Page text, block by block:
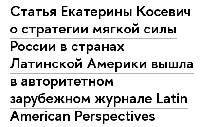
Статья Екатерины Косевич
о стратегии мягкой силы
России в странах
Латинской Америки вышла
в авторитетном
зарубежном журнале Latin
American Perspectives